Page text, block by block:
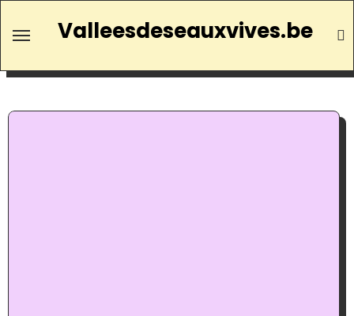
Valleesdeseauxvives.be